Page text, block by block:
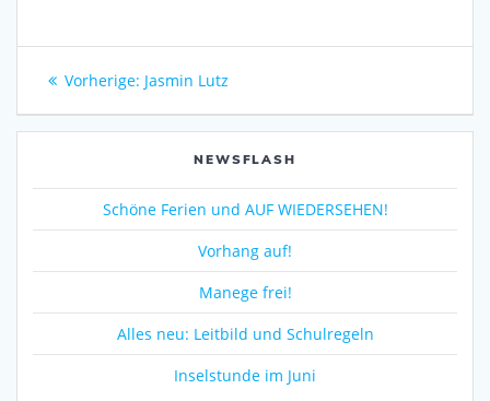
Beitragsnavigation
Vorherige: Vorheriger
Jasmin Lutz
NEWSFLASH
Schöne Ferien und AUF WIEDERSEHEN!
Vorhang auf!
Manege frei!
Alles neu: Leitbild und Schulregeln
Inselstunde im Juni